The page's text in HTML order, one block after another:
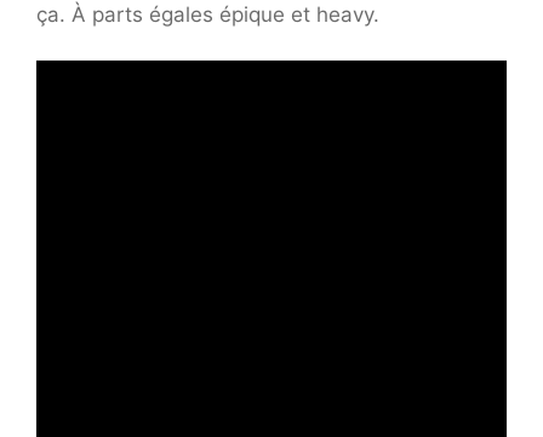
ça. À parts égales épique et heavy.